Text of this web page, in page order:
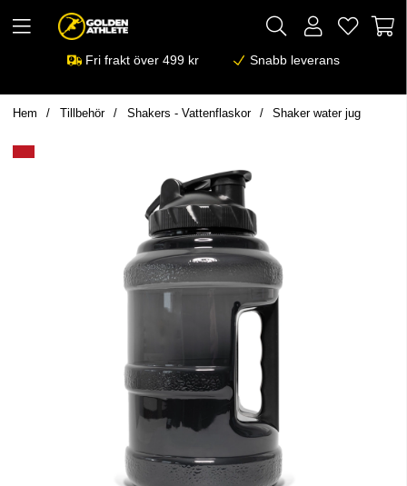
Fri frakt över 499 kr Snabb leverans
Hem Tillbehör Shakers - Vattenflaskor Shaker water jug